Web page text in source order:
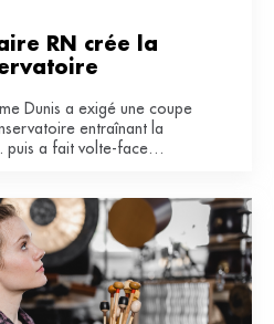
RN crée la
Dunis a exigé une coupe
entraînant la
puis a fait volte-face